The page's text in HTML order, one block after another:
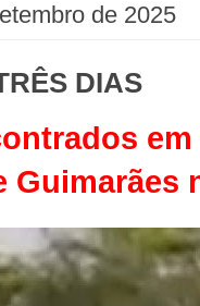
de 2025
DIAS
Guimarães